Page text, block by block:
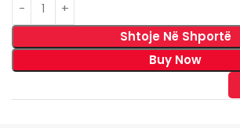
Shtoje Në Shportë
Buy Now